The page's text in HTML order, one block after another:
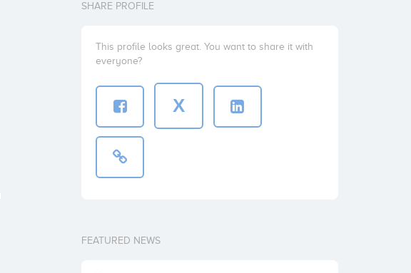
SHARE PROFILE
This profile looks great. You want to share it with
everyone?
X
FEATURED NEWS